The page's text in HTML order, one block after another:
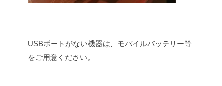
USBポートがない機器は、モバイルバッテリー等
をご用意ください。